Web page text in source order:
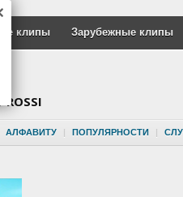
клипы Зарубежные клипы
ROSSI
АЛФАВИТУ | ПОПУЛЯРНОСТИ |